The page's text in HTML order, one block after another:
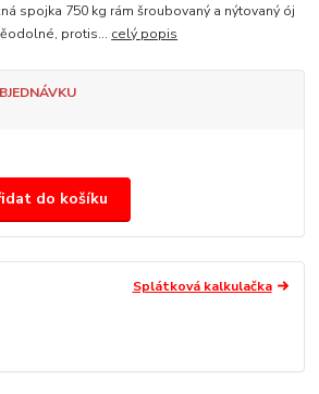
spojka 750 kg rám šroubovaný a nýtovaný ój
protis... celý popis
do košíku
Splátková kalkulačka